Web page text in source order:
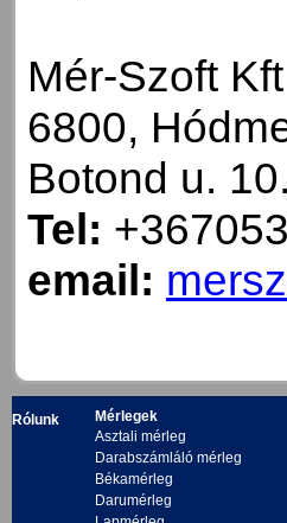
Mér-Szoft Kft
6800,
Botond u. 10.
Tel:
email:
Rólunk
Mérlegek
Asztali mérleg
Darabszámláló mérleg
Békamérleg
Darumérleg